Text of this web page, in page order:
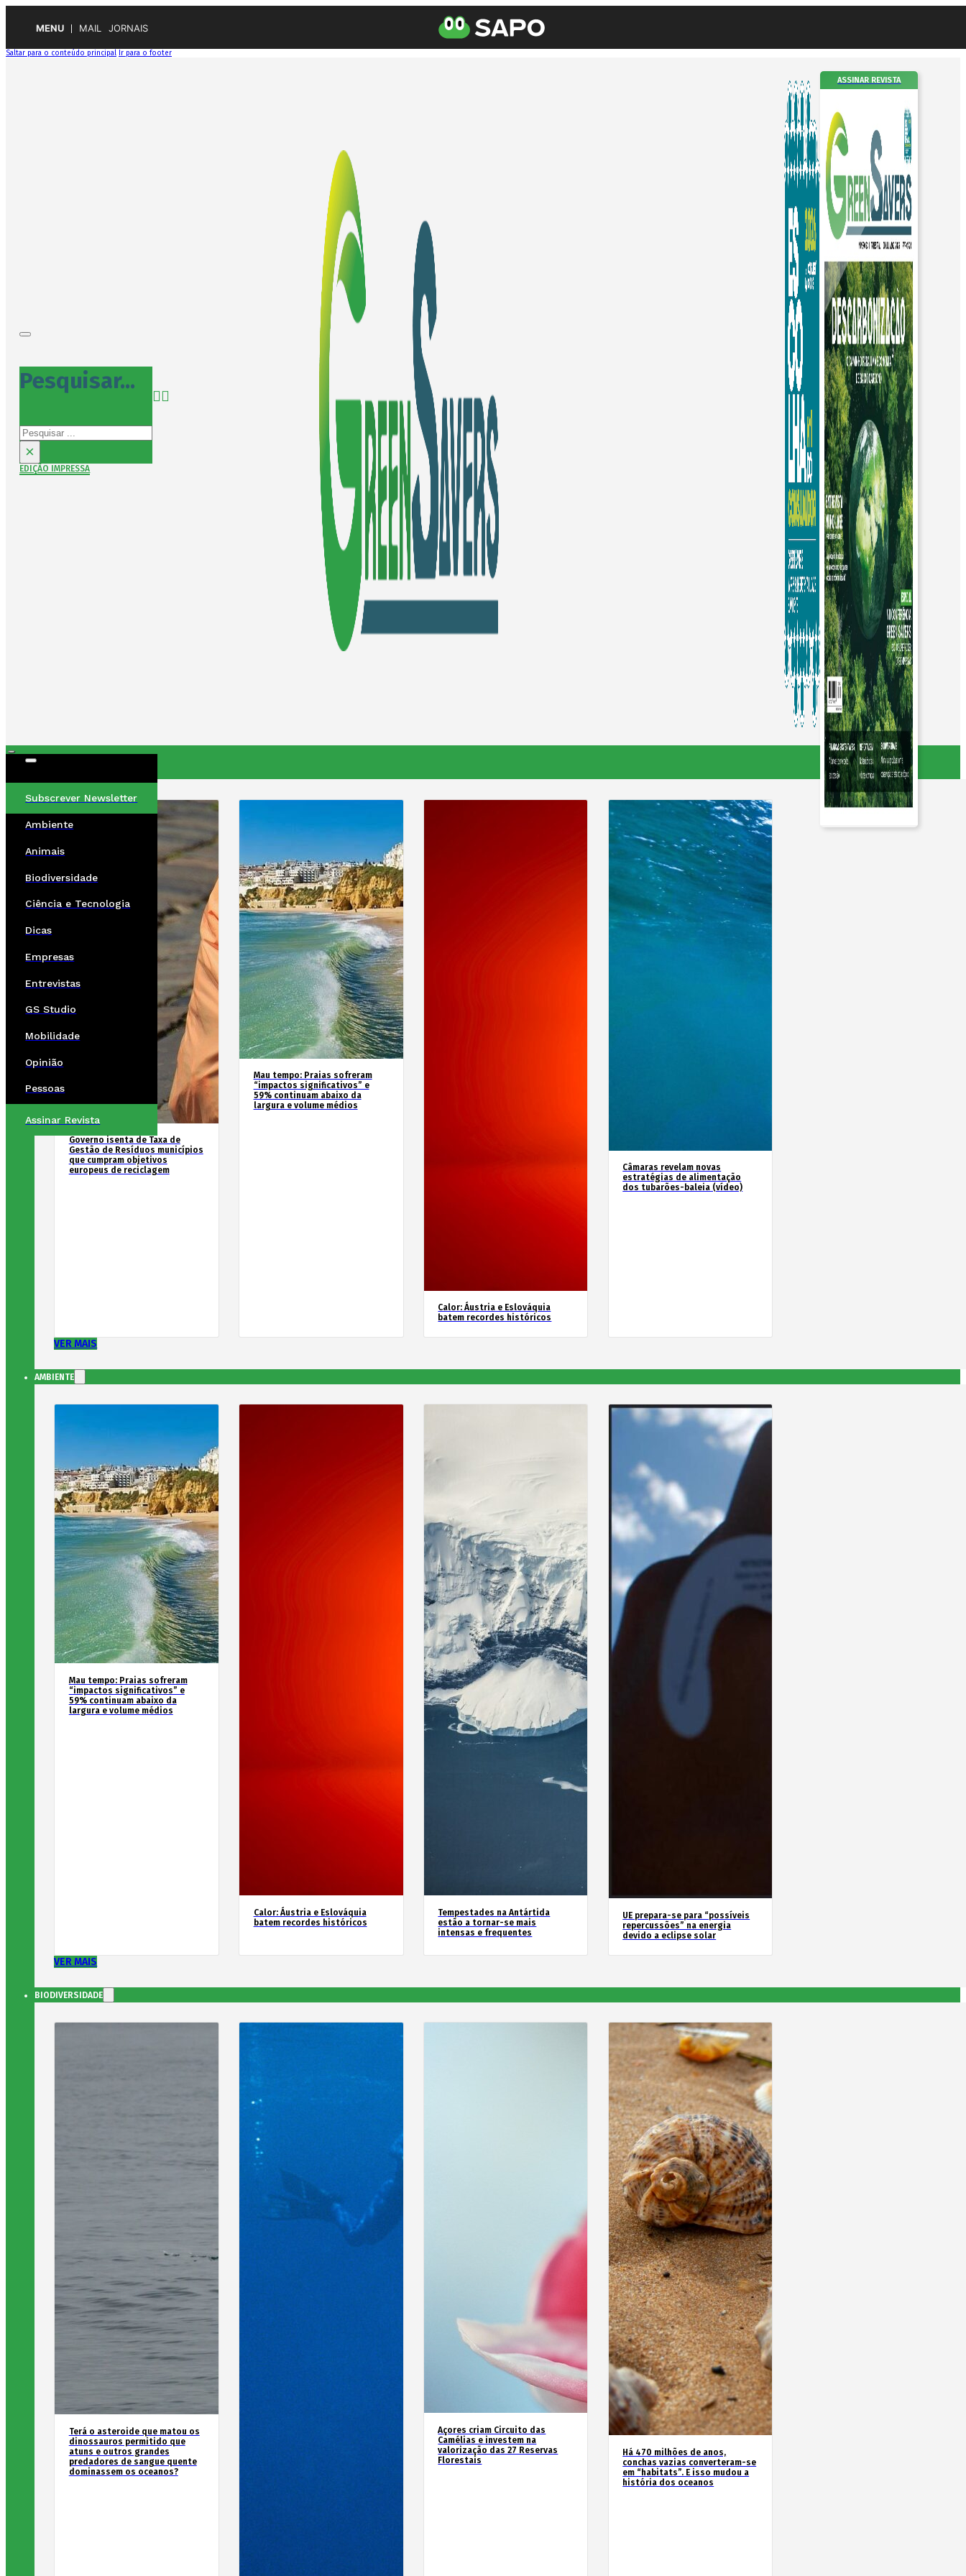
MENU MAIL JORNAIS
Saltar para o conteúdo principal Ir para o footer
Pesquisar...
Pesquisar
×
EDIÇÃO IMPRESSA
ASSINAR REVISTA
Subscrever Newsletter
Ambiente
Animais
Biodiversidade
Ciência e Tecnologia
Dicas
Empresas
Entrevistas
GS Studio
Mobilidade
Opinião
Pessoas
Assinar Revista
Governo isenta de Taxa de
Gestão de Resíduos municípios
que cumpram objetivos
europeus de reciclagem
Mau tempo: Praias sofreram
“impactos significativos” e
59% continuam abaixo da
largura e volume médios
Calor: Áustria e Eslováquia
batem recordes históricos
Câmaras revelam novas
estratégias de alimentação
dos tubarões-baleia (vídeo)
VER MAIS
AMBIENTE
Mau tempo: Praias sofreram
“impactos significativos” e
59% continuam abaixo da
largura e volume médios
Calor: Áustria e Eslováquia
batem recordes históricos
Tempestades na Antártida
estão a tornar-se mais
intensas e frequentes
UE prepara-se para “possíveis
repercussões” na energia
devido a eclipse solar
VER MAIS
BIODIVERSIDADE
Terá o asteroide que matou os
dinossauros permitido que
atuns e outros grandes
predadores de sangue quente
dominassem os oceanos?
Açores criam Circuito das
Camélias e investem na
valorização das 27 Reservas
Florestais
Há 470 milhões de anos,
conchas vazias converteram-se
em “habitats”. E isso mudou a
história dos oceanos